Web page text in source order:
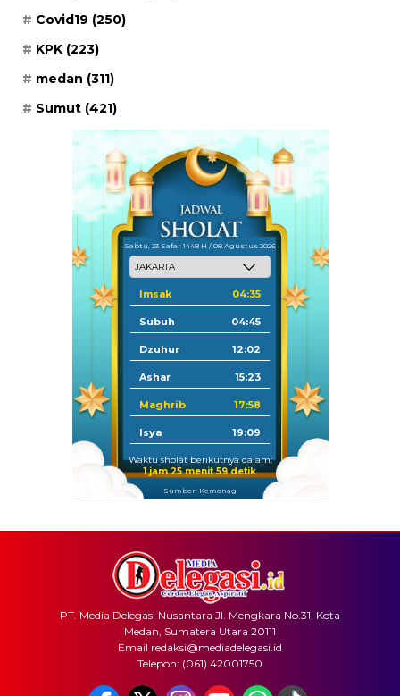
Covid19 (250)
KPK (223)
medan (311)
Sumut (421)
Sabtu, 23 Safar 1448 H / 08 Agustus 2026
Imsak 04:35
Subuh 04:45
Dzuhur 12:02
Ashar 15:23
Maghrib 17:58
Isya 19:09
Waktu sholat berikutnya dalam:
1 jam 25 menit 59 detik
Sumber: Kemenag
PT. Media Delegasi Nusantara Jl. Mengkara No.31, Kota
Medan, Sumatera Utara 20111
Email redaksi@mediadelegasi.id
Telepon: (061) 42001750